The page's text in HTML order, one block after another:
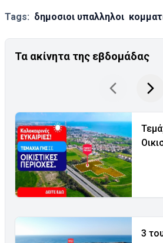
Tags: δημοσιοι υπαλληλοι
Τα ακίνητα της εβδομάδας
3